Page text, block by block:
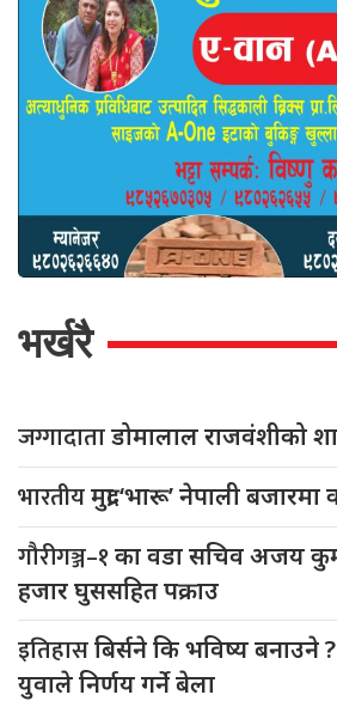
भर्खरै
जग्गादाताडोमालाल राजवंशीको
भारतीयमुद्रा ‘भारू’ नेपाली
गौरीगञ्ज–१का वडा सचिव अजय
हजार घुससहित पक्राउ
इतिहासबिर्सने कि भविष्य बनाउने
युवाले निर्णय गर्ने बेला